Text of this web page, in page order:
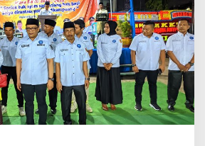
t
H
a
d
i
r
i
P
e
l